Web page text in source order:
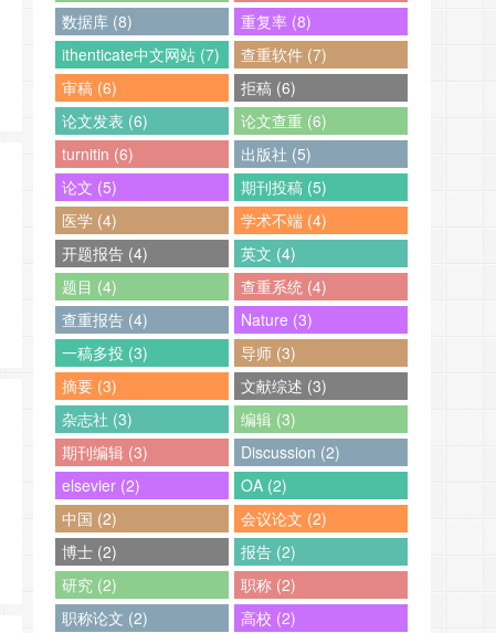
数据库 (8)
重复率 (8)
ithenticate中文网站 (7)
查重软件 (7)
审稿 (6)
拒稿 (6)
论文发表 (6)
论文查重 (6)
turnitin (6)
出版社 (5)
论文 (5)
期刊投稿 (5)
医学 (4)
学术不端 (4)
开题报告 (4)
英文 (4)
题目 (4)
查重系统 (4)
查重报告 (4)
Nature (3)
一稿多投 (3)
导师 (3)
摘要 (3)
文献综述 (3)
杂志社 (3)
编辑 (3)
期刊编辑 (3)
Discussion (2)
elsevier (2)
OA (2)
中国 (2)
会议论文 (2)
博士 (2)
报告 (2)
研究 (2)
职称 (2)
职称论文 (2)
高校 (2)